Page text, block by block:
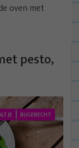
oven met
pesto,
BIJGERECHT